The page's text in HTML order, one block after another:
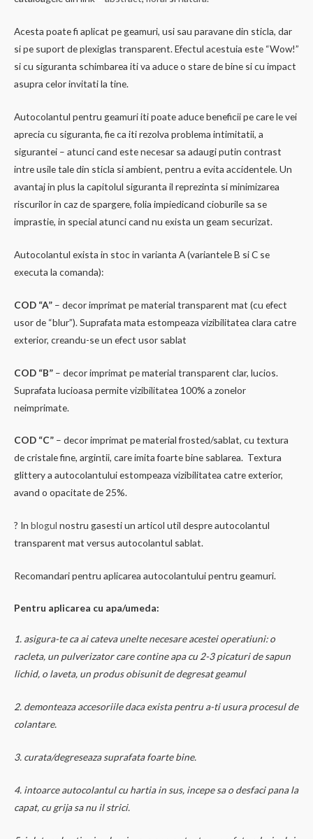
Acesta poate fi aplicat pe geamuri, usi sau paravane din sticla, dar
si pe suport de plexiglas transparent. Efectul acestuia este “Wow!”
si cu siguranta schimbarea iti va aduce o stare de bine si cu impact
asupra celor invitati la tine.
Autocolantul pentru geamuri iti poate aduce beneficii pe care le vei
aprecia cu siguranta, fie ca iti rezolva problema intimitatii, a
sigurantei – atunci cand este necesar sa adaugi putin contrast
intre usile tale din sticla si ambient, pentru a evita accidentele. Un
avantaj in plus la capitolul siguranta il reprezinta si minimizarea
riscurilor in caz de spargere, folia impiedicand cioburile sa se
imprastie, in special atunci cand nu exista un geam securizat.
Autocolantul exista in stoc in varianta A (variantele B si C se
executa la comanda):
COD “A” – decor imprimat pe material transparent mat (cu efect
usor de “blur”). Suprafata mata estompeaza vizibilitatea clara catre
exterior, creandu-se un efect usor sablat
COD “B” – decor imprimat pe material transparent clar, lucios.
Suprafata lucioasa permite vizibilitatea 100% a zonelor
neimprimate.
COD “C” – decor imprimat pe material frosted/sablat, cu textura
de cristale fine, argintii, care imita foarte bine sablarea. Textura
glittery a autocolantului estompeaza vizibilitatea catre exterior,
avand o opacitate de 25%.
? In blogul nostru gasesti un articol util despre autocolantul
transparent mat versus autocolantul sablat.
Recomandari pentru aplicarea autocolantului pentru geamuri.
Pentru aplicarea cu apa/umeda:
1. asigura-te ca ai cateva unelte necesare acestei operatiuni: o
racleta, un pulverizator care contine apa cu 2-3 picaturi de sapun
lichid, o laveta, un produs obisunit de degresat geamul
2. demonteaza accesoriile daca exista pentru a-ti usura procesul de
colantare.
3. curata/degreseaza suprafata foarte bine.
4. intoarce autocolantul cu hartia in sus, incepe sa o desfaci pana la
capat, cu grija sa nu il strici.